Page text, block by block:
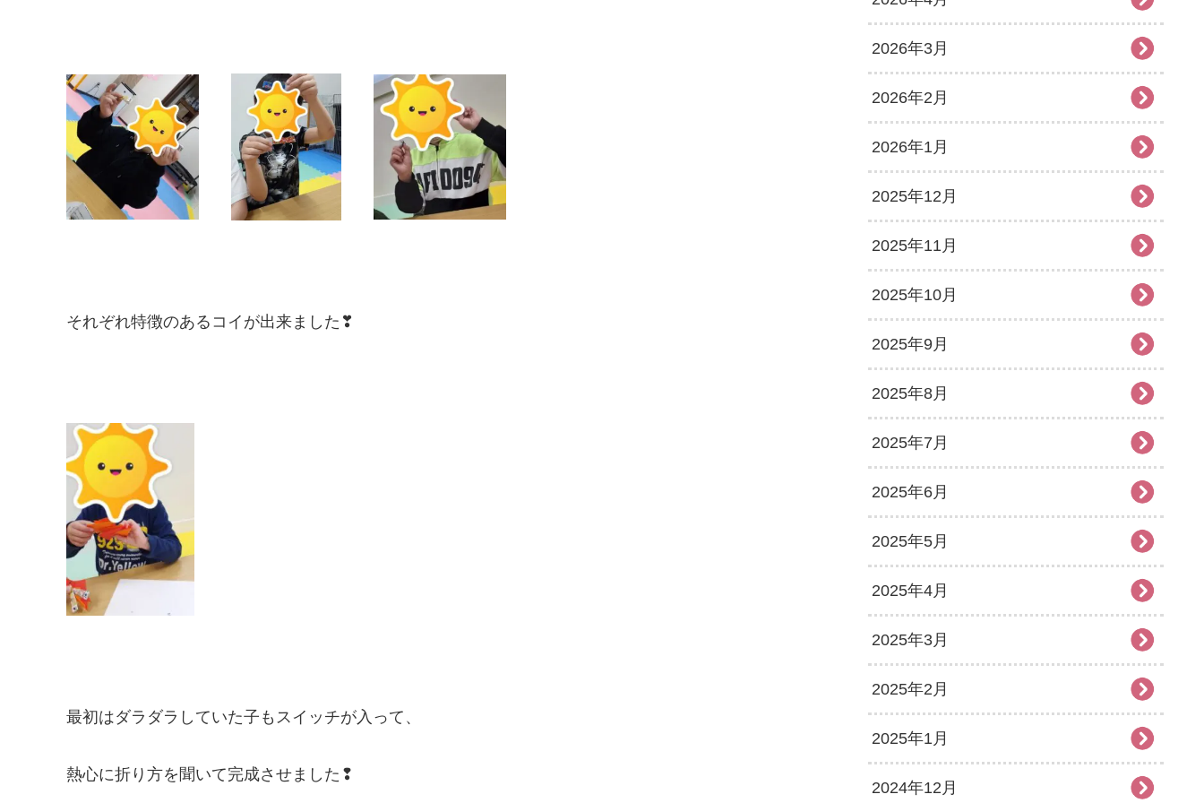
それぞれ特徴のあるコイが出来ました❣
最初はダラダラしていた子もスイッチが入って、
熱心に折り方を聞いて完成させました❢
2026年3月
2026年2月
2026年1月
2025年12月
2025年11月
2025年10月
2025年9月
2025年8月
2025年7月
2025年6月
2025年5月
2025年4月
2025年3月
2025年2月
2025年1月
2024年12月